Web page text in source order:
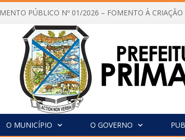
O MUNICÍPIO O GOVERNO